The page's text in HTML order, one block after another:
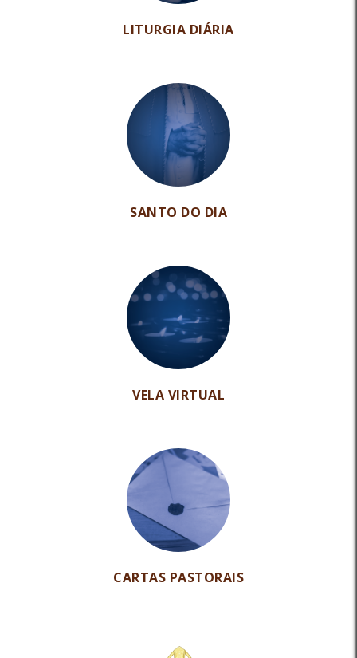
LITURGIA DIÁRIA
SANTO DO DIA
VELA VIRTUAL
CARTAS PASTORAIS